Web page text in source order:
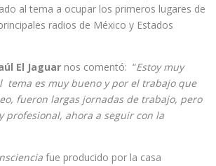
al tema a ocupar los primeros lugares de
radios de México y Estados
El Jaguar nos comentó: “Estoy muy
tema es muy bueno y por el trabajo que
fueron largas jornadas de trabajo, pero
profesional, ahora a seguir con la
fue producido por la casa